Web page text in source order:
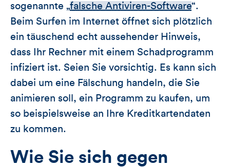
sogenannte „falsche Antiviren-Software“.
Beim Surfen im Internet öffnet sich plötzlich
ein täuschend echt aussehender Hinweis,
dass Ihr Rechner mit einem Schadprogramm
infiziert ist. Seien Sie vorsichtig. Es kann sich
dabei um eine Fälschung handeln, die Sie
animieren soll, ein Programm zu kaufen, um
so beispielsweise an Ihre Kreditkartendaten
zu kommen.
Wie Sie sich gegen